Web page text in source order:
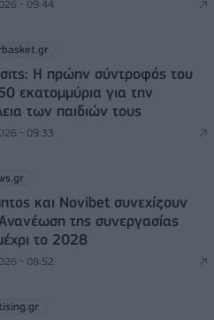
- 09:44
Η πρώην σύντροφός του
εκατομμύρια για την
των παιδιών τους
- 09:33
και Novibet συνεχίζουν
της συνεργασίας
το 2028
- 08:52